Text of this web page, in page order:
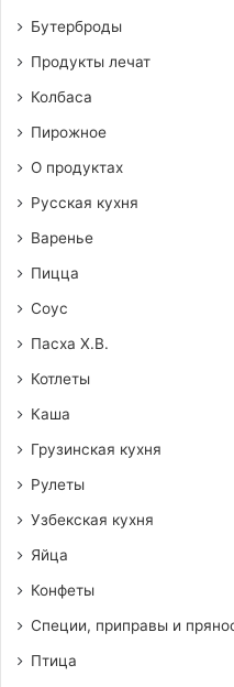
Бутерброды
Продукты лечат
Колбаса
Пирожное
О продуктах
Русская кухня
Варенье
Пицца
Соус
Пасха Х.В.
Котлеты
Каша
Грузинская кухня
Рулеты
Узбекская кухня
Яйца
Конфеты
Специи, приправы и
Птица